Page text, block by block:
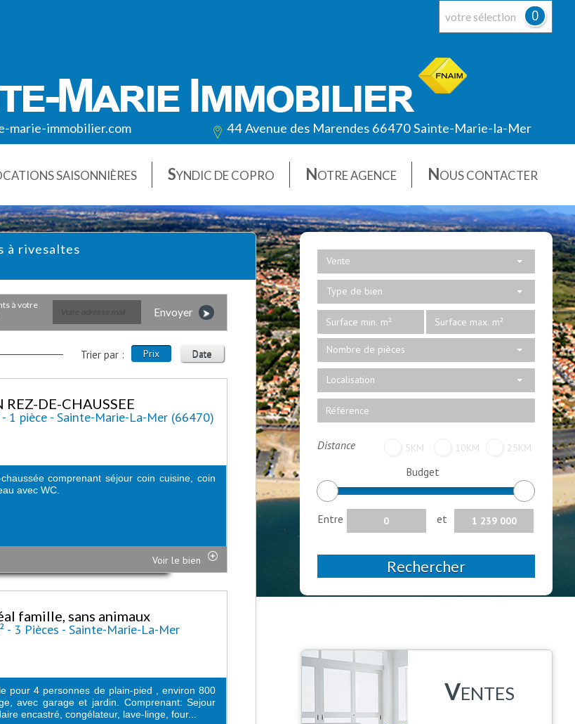
votre sélection 0
marie-immobilier.com 44 Avenue des Marendes 66470 Sainte-Marie-la-Mer
SAISONNIÈRES SYNDIC DE COPRO NOTRE AGENCE NOUS CONTACTER
Vente
Type de bien
Nombre de pièces
Localisation
Distance 5KM 10KM 25KM
Budget
Entre et
Rechercher
à rivesaltes
Envoyer
Trier par : Prix Date
REZ-DE-CHAUSSEE
1 pièce - Sainte-Marie-La-Mer (66470)
comprenant séjour coin cuisine, coin
avec WC.
Voir le bien
famille, sans animaux
- 3 Pièces - Sainte-Marie-La-Mer
pour 4 personnes de plain-pied , environ 800
avec garage et jardin. Comprenant: Sejour
encastré, congélateur, lave-linge, four...
VENTES